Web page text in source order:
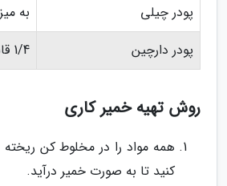
پودر چیلی
به
پودر دارچین
1/4 قاشق سوپخوری
روش تهیه خمیر کاری
همه مواد را در مخلوط کن
کنید تا به صورت خمیر درآید.